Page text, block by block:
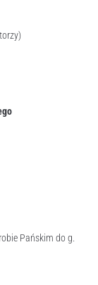
Pańskim do g.